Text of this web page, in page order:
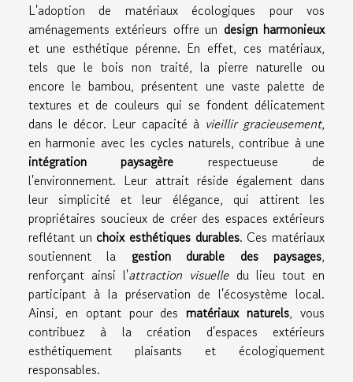
L'adoption de matériaux écologiques pour vos
aménagements extérieurs offre un design harmonieux
et une esthétique pérenne. En effet, ces matériaux,
tels que le bois non traité, la pierre naturelle ou
encore le bambou, présentent une vaste palette de
textures et de couleurs qui se fondent délicatement
dans le décor. Leur capacité à vieillir gracieusement,
en harmonie avec les cycles naturels, contribue à une
intégration paysagère respectueuse de
l'environnement. Leur attrait réside également dans
leur simplicité et leur élégance, qui attirent les
propriétaires soucieux de créer des espaces extérieurs
reflétant un choix esthétiques durables. Ces matériaux
soutiennent la gestion durable des paysages,
renforçant ainsi l'attraction visuelledu lieu tout en
participant à la préservation de l'écosystème local.
Ainsi, en optant pour des matériaux naturels, vous
contribuez à la création d'espaces extérieurs
esthétiquement plaisants et écologiquement
responsables.